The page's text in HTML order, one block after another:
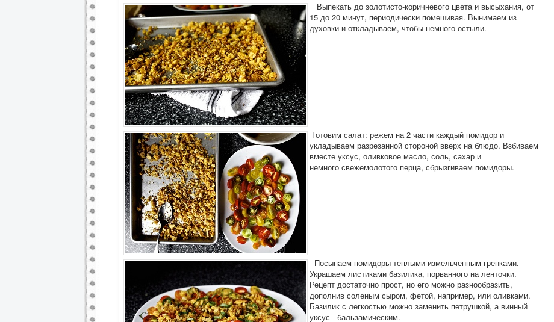
Выпекать до золотисто-коричневого цвета и высыхания, от
15 до 20 минут, периодически помешивая. Вынимаем из
духовки и откладываем, чтобы немного остыли.
Готовим салат: режем на 2 части каждый помидор и
укладываем разрезанной стороной вверх на блюдо. Взбиваем
вместе уксус, оливковое масло, соль, сахар и
немного свежемолотого перца, сбрызгиваем помидоры.
Посыпаем помидоры теплыми измельченным гренками.
Украшаем листиками базилика, порванного на ленточки.
Рецепт достаточно прост, но его можно разнообразить,
дополнив соленым сыром, фетой, например, или оливками.
Базилик с легкостью можно заменить петрушкой, а винный
уксус - бальзамическим.